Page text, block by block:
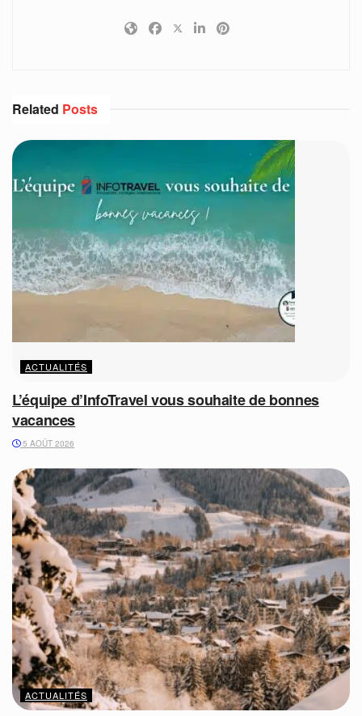
Related Posts
ACTUALITÉS
L’équipe d’InfoTravel vous souhaite de bonnes
vacances
5 AOÛT 2026
ACTUALITÉS